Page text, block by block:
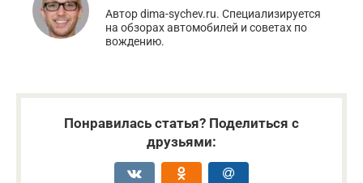
Автор dima-sychev.ru. Специализируется
на обзорах автомобилей и советах по
вождению.
Понравилась статья? Поделиться с
друзьями: